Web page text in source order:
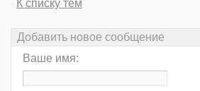
К списку тем
Добавить новое сообщение
Ваше имя: